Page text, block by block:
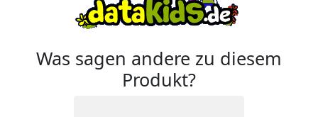
Was sagen andere zu diesem
Produkt?